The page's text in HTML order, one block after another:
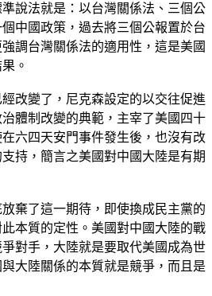
說法就是：以台灣關係法、三個公
中國政策，過去將三個公報置於台
調台灣關係法的適用性，這是美國
。
改變了，尼克森設定的以交往促進
體制改變的典範，主宰了美國四十
六四天安門事件發生後，也沒有改
持，簡言之美國對中國大陸是有期
放棄了這一期待，即使換成民主黨的
本質的定性。美國對中國大陸的戰
對手，大陸就是要取代美國成為世
大陸關係的本質就是競爭，而且是